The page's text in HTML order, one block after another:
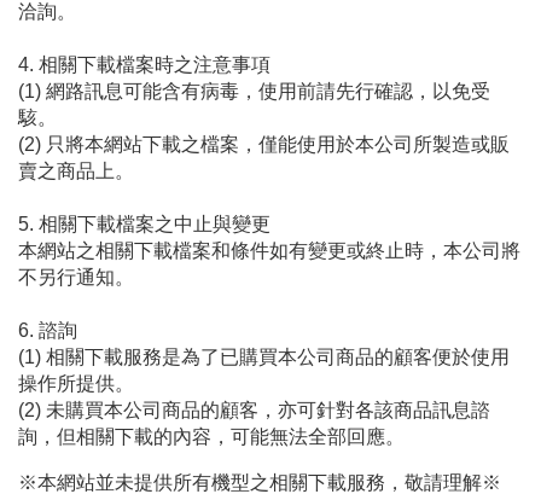
洽詢。
4. 相關下載檔案時之注意事項
(1) 網路訊息可能含有病毒，使用前請先行確認，以免受
駭。
(2) 只將本網站下載之檔案，僅能使用於本公司所製造或販
賣之商品上。
5. 相關下載檔案之中止與變更
本網站之相關下載檔案和條件如有變更或終止時，本公司將
不另行通知。
6. 諮詢
(1) 相關下載服務是為了已購買本公司商品的顧客便於使用
操作所提供。
(2) 未購買本公司商品的顧客，亦可針對各該商品訊息諮
詢，但相關下載的內容，可能無法全部回應。
※本網站並未提供所有機型之相關下載服務，敬請理解※